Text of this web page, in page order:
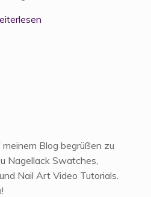
Blog begrüßen zu
Nagellack Swatches,
Nail Art Video Tutorials.